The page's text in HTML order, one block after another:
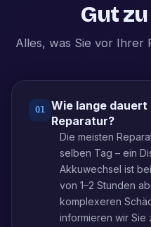
Gut
Alles, was Sie vor Ihrer
Q1
Wie lange
Reparatur?
Die meisten
selben Tag – ein
Akkuwechsel ist
von 1–2 Stunden
komplexeren
informieren wir Sie